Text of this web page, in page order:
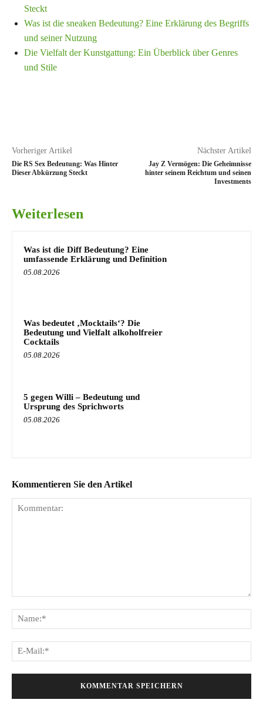
Steckt
Was ist die sneaken Bedeutung? Eine Erklärung des Begriffs
und seiner Nutzung
Die Vielfalt der Kunstgattung: Ein Überblick über Genres
und Stile
Vorheriger Artikel
Die RS Sex Bedeutung: Was Hinter
Dieser Abkürzung Steckt
Nächster Artikel
Jay Z Vermögen: Die Geheimnisse
hinter seinem Reichtum und seinen
Investments
Weiterlesen
Was ist die Diff Bedeutung? Eine
umfassende Erklärung und Definition
05.08.2026
Was bedeutet ‚Mocktails‘? Die
Bedeutung und Vielfalt alkoholfreier
Cocktails
05.08.2026
5 gegen Willi – Bedeutung und
Ursprung des Sprichworts
05.08.2026
Kommentieren Sie den Artikel